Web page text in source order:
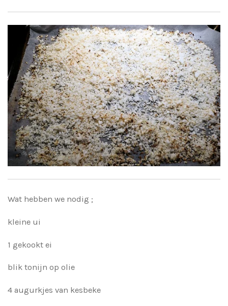
Wat hebben we nodig ;
kleine ui
1 gekookt ei
blik tonijn op olie
4 augurkjes van kesbeke